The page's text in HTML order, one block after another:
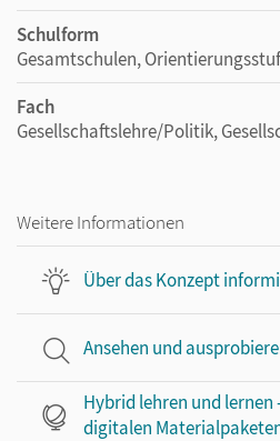
Schulform
Gesamtschulen,
Fach
Gesellschaftslehre/Politik,
Weitere Informationen
Über das Konzept
Ansehen und
Hybrid lehren und lernen
digitalen